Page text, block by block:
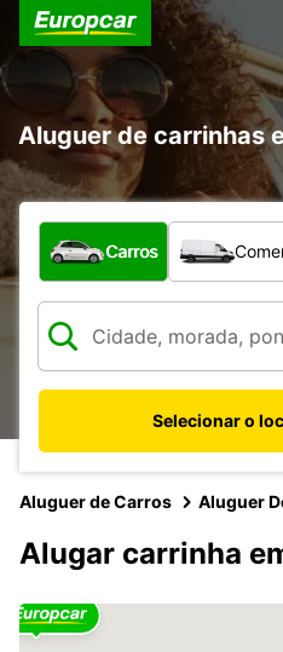
Aluguer de carrinhas
Que tipo de veículo
Carros
Selecionar o
Aluguer de Carros Aluguer
Alugar carrinha